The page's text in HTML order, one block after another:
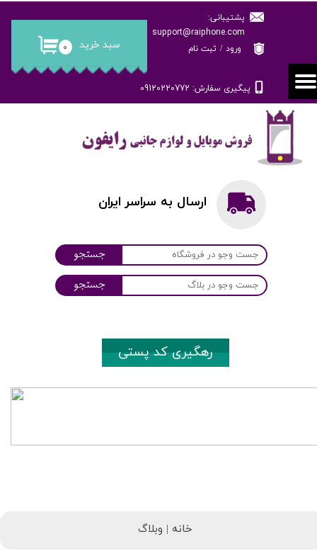
پشتیبانی:
support@raiphone.com
پیگیری سفارش: 09120220772
۰ سبد خرید ورود / ثبت نام
حساب کاربری من
تغییر گذر واژه
سفارشات
خروج از حساب کاربری
جستجو
جستجو
ارسال به سراسر ایران
رهگیری کد پستی
خانه | وبلاگ